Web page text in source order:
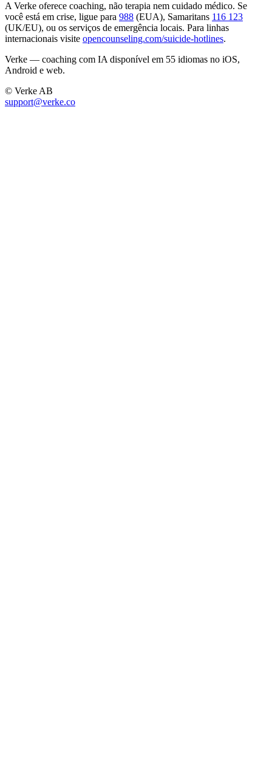
A Verke oferece coaching, não terapia nem cuidado médico. Se
você está em crise, ligue para 988 (EUA), Samaritans 116 123
(UK/EU), ou os serviços de emergência locais. Para linhas
internacionais visite opencounseling.com/suicide-hotlines.
Verke — coaching com IA disponível em 55 idiomas no iOS,
Android e web.
© Verke AB
support@verke.co